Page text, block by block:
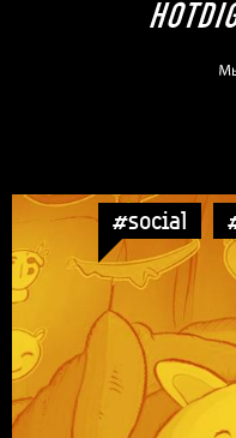
#social